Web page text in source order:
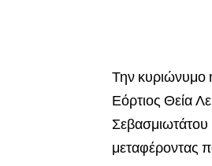
Την κυριώνυμο
Εόρτιος Θεία
Σεβασμιωτάτου
μεταφέροντας